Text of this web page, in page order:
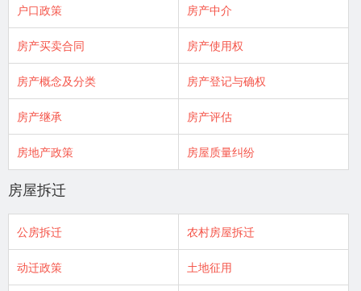
户口政策 房产中介
房产买卖合同 房产使用权
房产概念及分类 房产登记与确权
房产继承 房产评估
房地产政策 房屋质量纠纷
房屋拆迁
公房拆迁 农村房屋拆迁
动迁政策 土地征用